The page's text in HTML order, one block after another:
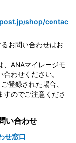
shop/contac
お問い合わせはお
、ANAマイレージモ
わせください。
登録された場合、
すのでご注意くださ
い合わせ
せ窓口